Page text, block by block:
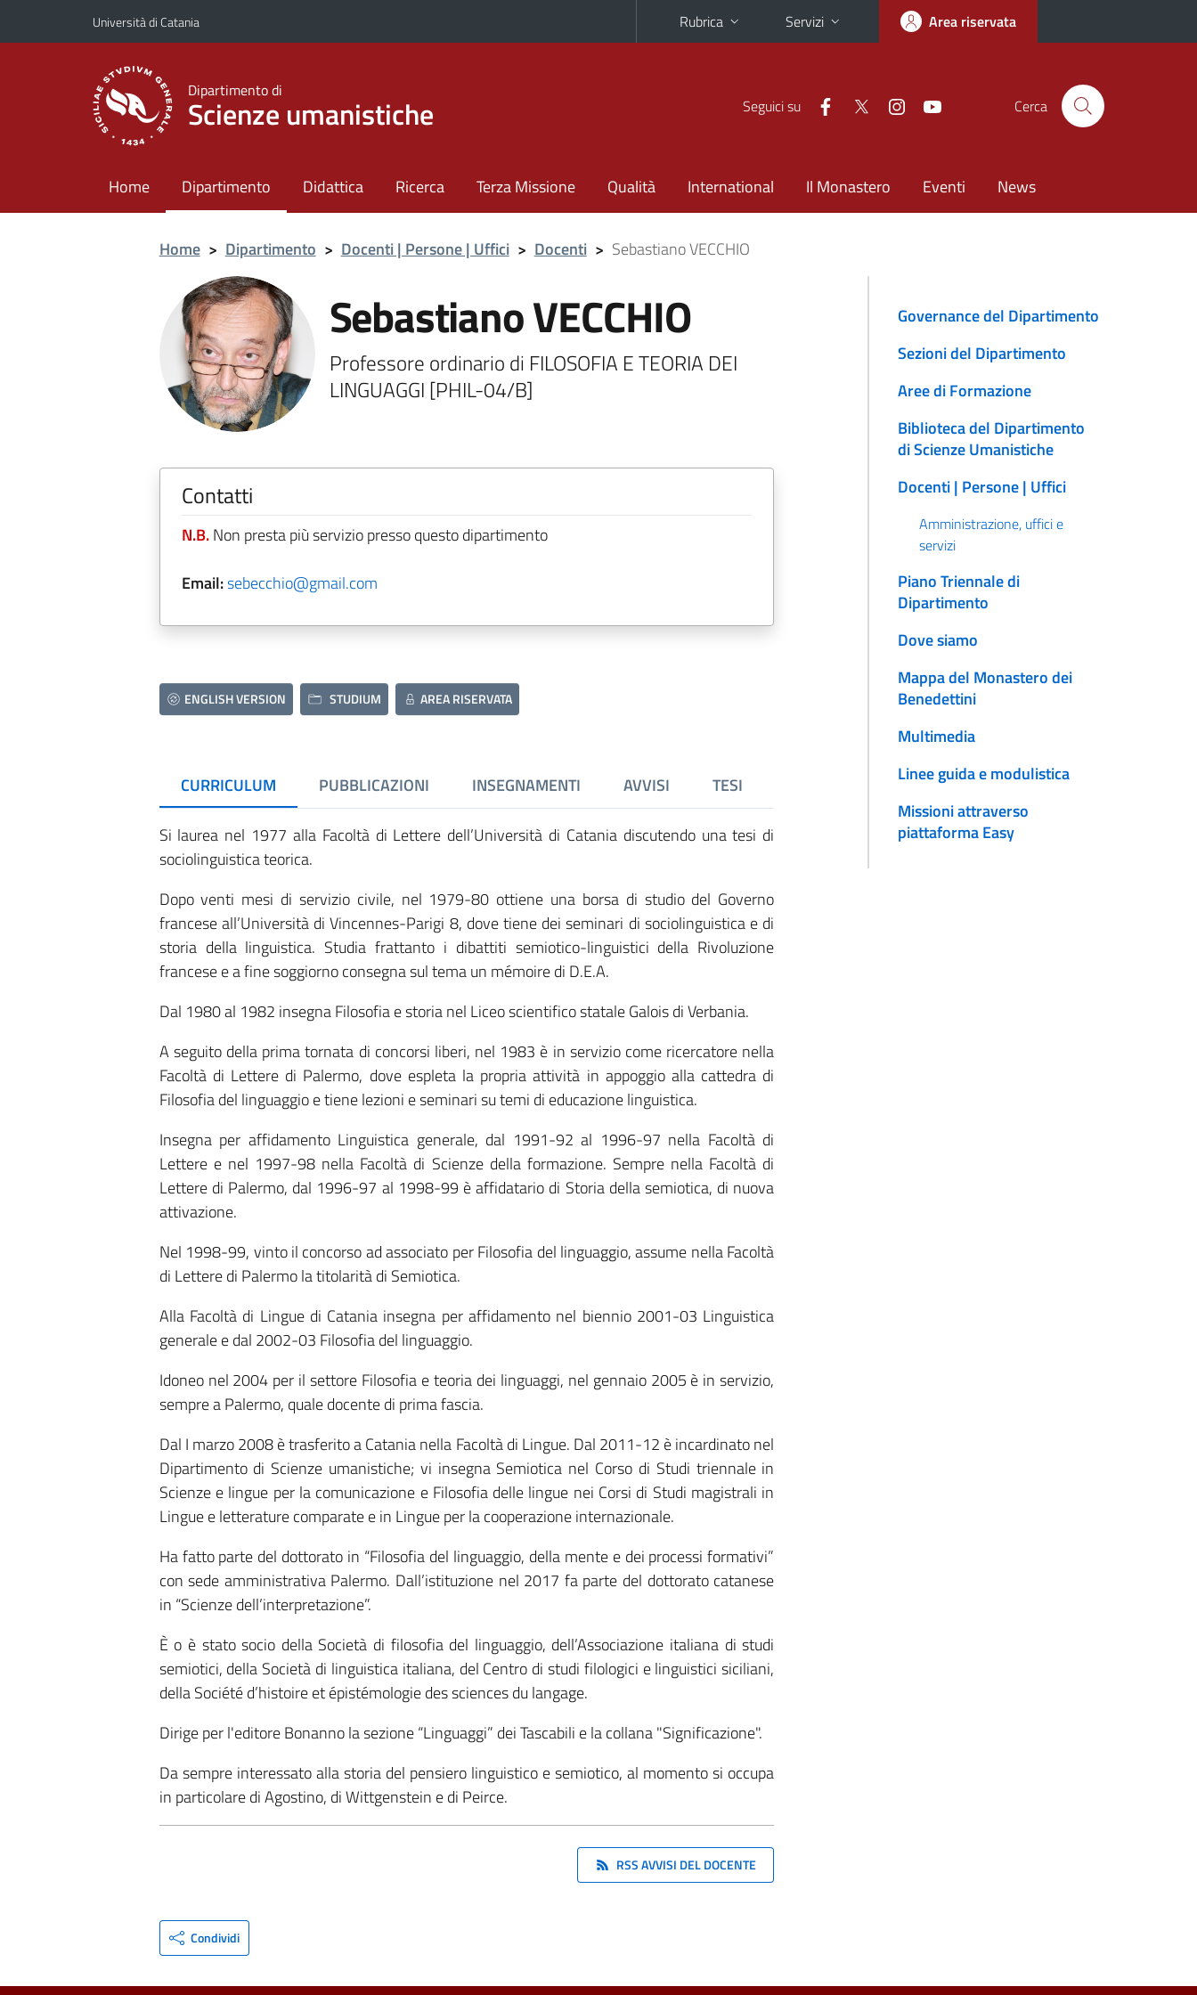
Vai al contenuto principale
Vai al menu di navigazione
Università di Catania Rubrica Servizi Area riservata
Dipartimento di
Scienze umanistiche Seguici su Cerca
Home Dipartimento Didattica Ricerca Terza Missione Qualità International Il Monastero Eventi News
Home > Dipartimento > Docenti | Persone | Uffici > Docenti > Sebastiano VECCHIO
Sebastiano VECCHIO
Professore ordinario di FILOSOFIA E TEORIA DEI
LINGUAGGI [PHIL-04/B]
Contatti
N.B.Non presta più servizio presso questo dipartimento
Email:sebecchio@gmail.com
ENGLISH VERSION STUDIUM AREA RISERVATA
CURRICULUM PUBBLICAZIONI INSEGNAMENTI AVVISI TESI
Si laurea nel 1977 alla Facoltà di Lettere dell’Università di Catania di­scutendo una tesi di
sociolinguistica teorica.
Dopo venti mesi di servizio civile, nel 1979-80 ottiene una borsa di stu­dio del Governo
francese all’Università di Vincennes-Parigi 8, dove tiene dei seminari di sociolinguistica e di
storia della linguistica. Studia frattanto i dibattiti semiotico-lingui­stici della Rivoluzione
francese e a fine soggiorno consegna sul tema un mémoire di D.E.A.
Dal 1980 al 1982 insegna Filosofia e storia nel Liceo scientifico statale Galois di Verbania.
A seguito della prima tornata di concorsi liberi, nel 1983 è in servizio come ricercatore nella
Facoltà di Lettere di Palermo, dove espleta la propria attività in appoggio alla cattedra di
Filosofia del linguaggio e tiene lezioni e seminari su temi di educazione linguistica.
Insegna per affidamento Linguistica generale, dal 1991-92 al 1996-97 nella Facoltà di
Lettere e nel 1997-98 nella Facoltà di Scienze della for­mazione. Sempre nella Facoltà di
Lettere di Palermo, dal 1996-97 al 1998-99 è affidatario di Storia della semiotica, di nuova
attivazione.
Nel 1998-99, vinto il concorso ad associato per Filosofia del linguaggio, assume nella Facoltà
di Lettere di Palermo la ti­tolarità di Semiotica.
Alla Facoltà di Lingue di Catania insegna per affidamento nel biennio 2001-03 Linguistica
generale e dal 2002-03 Filosofia del linguaggio.
Idoneo nel 2004 per il settore Filosofia e teoria dei linguaggi, nel gennaio 2005 è in servizio,
sempre a Palermo, quale do­cente di prima fascia.
Dal I marzo 2008 è trasferito a Catania nella Facoltà di Lingue. Dal 2011-12 è incardinato nel
Dipartimento di Scienze umanistiche; vi insegna Semiotica nel Corso di Studi triennale in
Scienze e lingue per la comunicazione e Filosofia delle lingue nei Corsi di Studi magistrali in
Lingue e letterature comparate e in Lingue per la cooperazione internazionale.
Ha fatto parte del dottorato in “Filosofia del lin­guaggio, della mente e dei processi formativi”
con sede ammini­strativa Palermo. Dall’istituzione nel 2017 fa parte del dottorato catanese
in “Scienze dell’interpreta­zione”.
È o è stato socio della Società di filosofia del linguaggio, dell’Associa­zione italiana di studi
semiotici, della Società di linguistica italiana, del Centro di studi filologici e linguistici siciliani,
della Société d’histoire et épistémologie des sciences du langage.
Dirige per l'editore Bonanno la sezione “Linguaggi” dei Tascabili e la col­lana "Significazione".
Da sempre interessato alla storia del pensiero linguistico e semiotico, al momento si occupa
in particolare di Agostino, di Wittgenstein e di Peirce.
RSS AVVISI DEL DOCENTE
Condividi
Governance del Dipartimento
Sezioni del Dipartimento
Aree di Formazione
Biblioteca del Dipartimento
di Scienze Umanistiche
Docenti | Persone | Uffici
Amministrazione, uffici e
servizi
Piano Triennale di
Dipartimento
Dove siamo
Mappa del Monastero dei
Benedettini
Multimedia
Linee guida e modulistica
Missioni attraverso
piattaforma Easy